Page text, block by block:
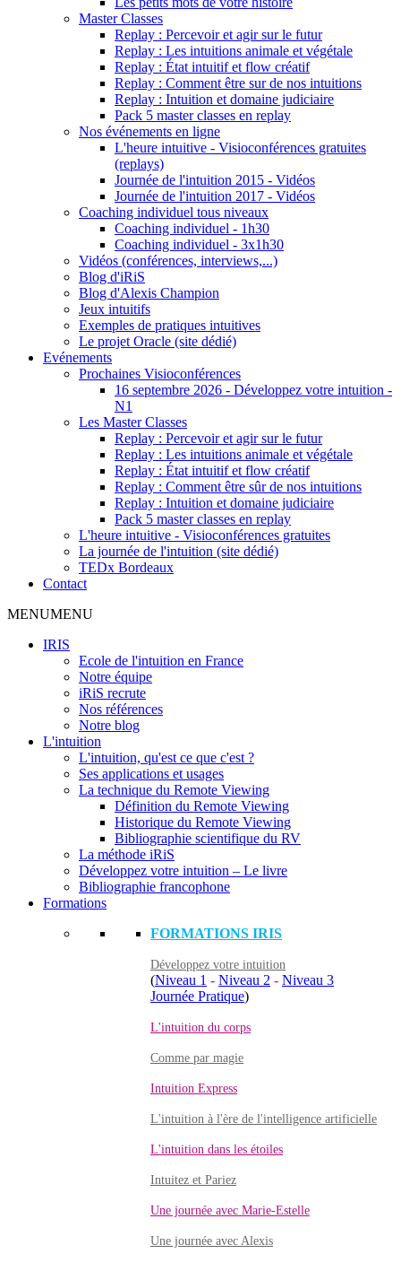
Master Classes
Replay : Percevoir et agir sur le futur
Replay : Les intuitions animale et végétale
Replay : État intuitif et flow créatif
Replay : Comment être sur de nos intuitions
Replay : Intuition et domaine judiciaire
Pack 5 master classes en replay
Nos événements en ligne
L'heure intuitive - Visioconférences gratuites
(replays)
Journée de l'intuition 2015 - Vidéos
Journée de l'intuition 2017 - Vidéos
Coaching individuel tous niveaux
Coaching individuel - 1h30
Coaching individuel - 3x1h30
Vidéos (conférences, interviews,...)
Blog d'iRiS
Blog d'Alexis Champion
Jeux intuitifs
Exemples de pratiques intuitives
Le projet Oracle (site dédié)
Evénements
Prochaines Visioconférences
16 septembre 2026 - Développez votre intuition -
N1
Les Master Classes
Replay : Percevoir et agir sur le futur
Replay : Les intuitions animale et végétale
Replay : État intuitif et flow créatif
Replay : Comment être sûr de nos intuitions
Replay : Intuition et domaine judiciaire
Pack 5 master classes en replay
L'heure intuitive - Visioconférences gratuites
La journée de l'intuition (site dédié)
TEDx Bordeaux
Contact
MENUMENU
IRIS
Ecole de l'intuition en France
Notre équipe
iRiS recrute
Nos références
Notre blog
L'intuition
L'intuition, qu'est ce que c'est ?
Ses applications et usages
La technique du Remote Viewing
Définition du Remote Viewing
Historique du Remote Viewing
Bibliographie scientifique du RV
La méthode iRiS
Développez votre intuition – Le livre
Bibliographie francophone
Formations
FORMATIONS IRIS
Développez votre intuition
(Niveau 1 - Niveau 2 - Niveau 3
Journée Pratique)
L'intuition du corps
Comme par magie
Intuition Express
L'intuition à l'ère de l'intelligence artificielle
L'intuition dans les étoiles
Intuitez et Pariez
Une journée avec Marie-Estelle
Une journée avec Alexis